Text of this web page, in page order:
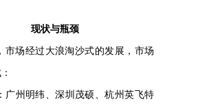
现状与瓶颈
市场经过大浪淘沙式的发展，市场
广州明纬、深圳茂硕、杭州英飞特